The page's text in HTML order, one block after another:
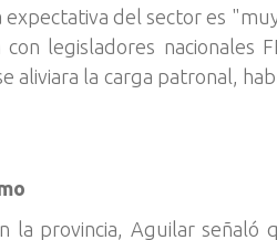
del sector es
legisladores nacionales
aliviara la carga patronal,
la provincia, Aguilar